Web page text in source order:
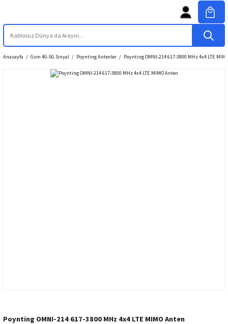
Anasayfa Gsm 4G-5G Sinyal Poynting Antenler Poynting OMNI-214 617-3800 MHz 4x4 LTE
Poynting OMNI-214 617-3800 MHz 4x4 LTE MIMO Anten